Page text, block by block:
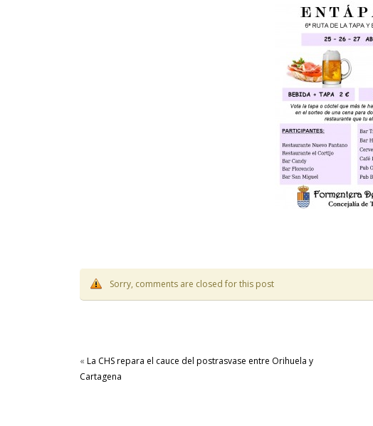
Sorry, comments are closed for this post
« La CHS repara el cauce del postrasvase entre Orihuela y
Cartagena